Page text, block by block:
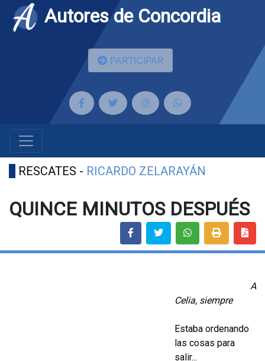
Autores de Concordia
PARTICIPAR
RESCATES - RICARDO ZELARAYÁN
QUINCE MINUTOS DESPUÉS
A
Celia, siempre
Estaba ordenando
las cosas para
salir...